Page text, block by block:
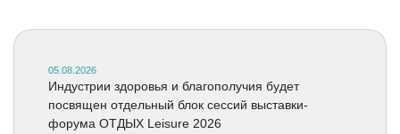
05.08.2026
Индустрии здоровья и благополучия будет
посвящен отдельный блок сессий выставки-
форума ОТДЫХ Leisure 2026